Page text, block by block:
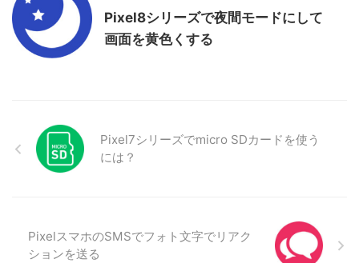
Pixel8シリーズで夜間モードにして
画面を黄色くする
Pixel7シリーズでmicro SDカードを使う
には？
PixelスマホのSMSでフォト文字でリアク
ションを送る